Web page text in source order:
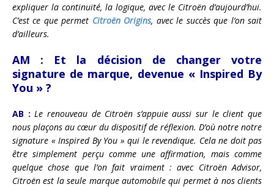
expliquer la continuité, la logique, avec le Citroën d’aujourd’hui.
C’est ce que permet Citroën Origins, avec le succès que l’on sait
d’ailleurs.
AM :
Et la décision de changer votre
signature de marque, devenue « Inspired By
You » ?
AB : Le renouveau de Citroën s’appuie aussi sur le client que
nous plaçons au cœur du dispositif de réflexion. D’où notre notre
signature « Inspired By You » qui le revendique. Cela ne doit pas
être simplement perçu comme une affirmation, mais comme
quelque chose que l’on fait vraiment : avec Citroën Advisor,
Citroën est la seule marque automobile qui permet à nos clients